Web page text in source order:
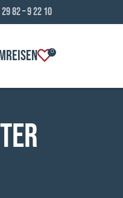
82 – 9 22 10
0